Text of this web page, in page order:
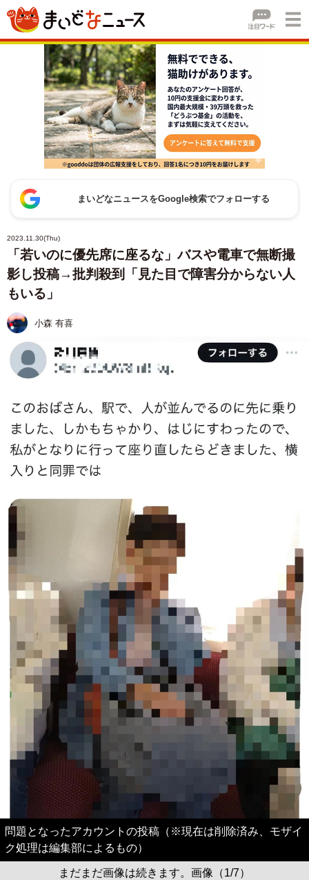
まいどなニュースをGoogle検索でフォローする
2023.11.30(Thu)
「若いのに優先席に座るな」バスや電車で無断撮
影し投稿→批判殺到「見た目で障害分からない人
もいる」
小森 有喜
問題となったアカウントの投稿（※現在は削除済み、モザイ
ク処理は編集部によるもの）
まだまだ画像は続きます。画像（1/7）